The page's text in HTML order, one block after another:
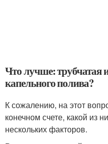
Что лучше: трубчатая
капельного полива?
К сожалению, на этот
конечном счете, какой из
нескольких факторов.